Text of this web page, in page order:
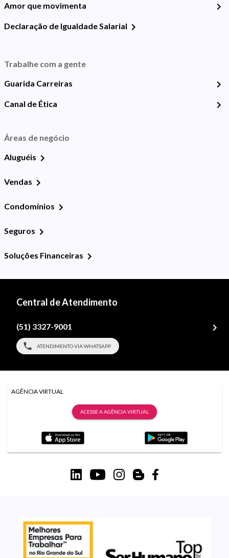
Amor que movimenta
Declaração de Igualdade Salarial
Trabalhe com a gente
Guarida Carreiras
Canal de Ética
Áreas de negócio
Aluguéis
Vendas
Condomínios
Seguros
Soluções Financeiras
Central de Atendimento
(51) 3327-9001
ATENDIMENTO VIA WHATSAPP
AGÊNCIA VIRTUAL
ACESSE A AGÊNCIA VIRTUAL